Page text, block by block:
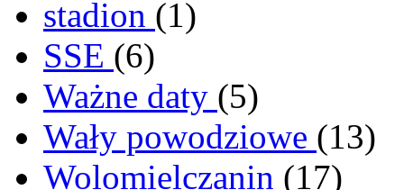
stadion (1)
SSE (6)
Ważne daty (5)
Wały powodziowe (13)
Wolomielczanin (17)